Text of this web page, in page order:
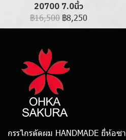
20700 7.0นิ้ว
฿16,500 ฿8,250
กรรไกรตัดผม HANDMADE ยี่ห้อซ